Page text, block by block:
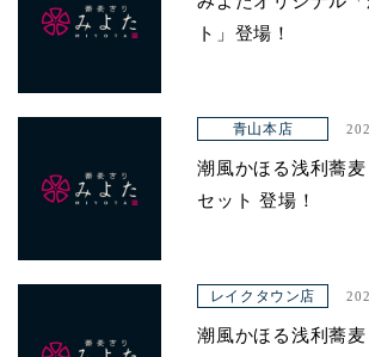
ト」登場！
青山本店
潮風かほる浅利蕎
セット 登場！
レイクタウン店
潮風かほる浅利蕎